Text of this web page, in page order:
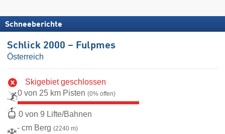
Schneeberichte
Schlick 2000 – Fulpmes
Österreich
Skigebiet geschlossen
0 von 25 km Pisten (0% offen)
0 von 9 Lifte/Bahnen
- cm Berg (2240 m)